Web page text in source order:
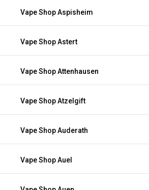
Vape Shop Aspisheim
Vape Shop Astert
Vape Shop Attenhausen
Vape Shop Atzelgift
Vape Shop Auderath
Vape Shop Auel